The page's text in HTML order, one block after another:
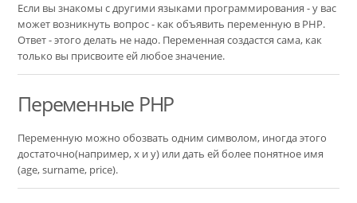
Если вы знакомы с другими языками программирования - у вас
может возникнуть вопрос - как объявить переменную в PHP.
Ответ - этого делать не надо. Переменная создастся сама, как
только вы присвоите ей любое значение.
Переменные PHP
Переменную можно обозвать одним символом, иногда этого
достаточно(например, x и y) или дать ей более понятное имя
(age, surname, price).